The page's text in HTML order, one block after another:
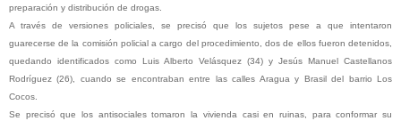
preparación y distribución de drogas.
A través de versiones policiales, se precisó que los sujetos pese a que intentaron
guarecerse de la comisión policial a cargo del procedimiento, dos de ellos fueron detenidos,
quedando identificados como Luis Alberto Velásquez (34) y Jesús Manuel Castellanos
Rodríguez (26), cuando se encontraban entre las calles Aragua y Brasil del barrio Los
Cocos.
Se precisó que los antisociales tomaron la vivienda casi en ruinas, para conformar su